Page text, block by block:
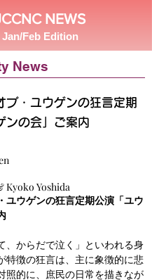
NEWS
Jan/Feb Edition
News
ブ・ユウゲンの狂言定期
ンの会」ご案内
Kyoko Yoshida
ユウゲンの狂言定期公演「ユウ
、からだで泣く」といわれる身
特徴の狂言は、主に象徴的に悲
照的に、庶民の日常を描きなが